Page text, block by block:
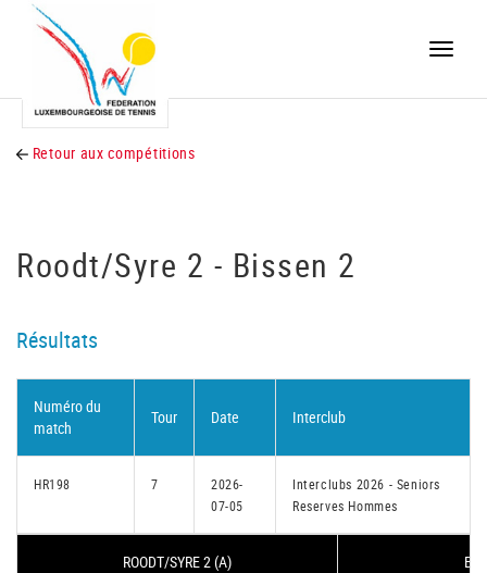
Toggle
Retour aux compétitions
Roodt/Syre 2 - Bissen 2
Résultats
Numéro du
match
Tour Date Interclub
HR198 7
2026-
07-05
Interclubs 2026 - Seniors
Reserves Hommes
ROODT/SYRE 2 (A)